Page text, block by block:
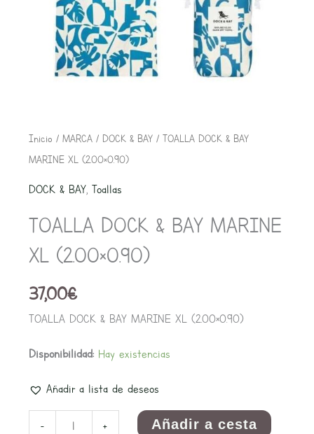
Inicio / MARCA/ DOCK & BAY/ TOALLA DOCK & BAY
MARINE XL (2.00×0.90)
DOCK & BAY, Toallas
TOALLA DOCK & BAY MARINE
XL (2.00×0.90)
37,00€
TOALLA DOCK & BAY MARINE XL (2.00×0.90)
Disponibilidad: Hay existencias
Añadir a lista de deseos
-
TOALLA
DOCK
MARINE
(2.00x0.90)
cantidad
+ Añadir a cesta